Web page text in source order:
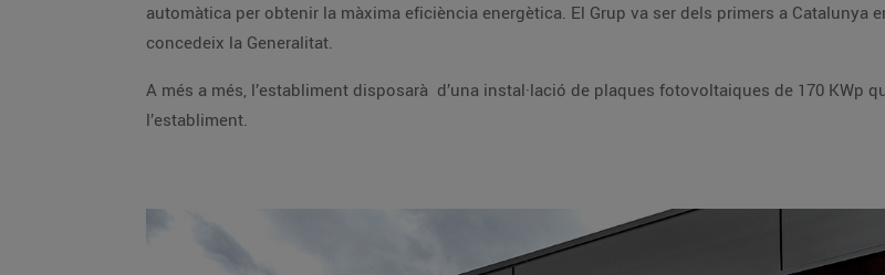
automàtica per obtenir la màxima eficiència energètica. El Grup va ser dels primers a Catalunya en obtenir la certificació energètica “A” dels seus edificis, que
concedeix la Generalitat.
A més a més, l’establiment disposarà d’una instal·lació de plaques fotovoltaiques de 170 KWp que s’estima que cobrirà el 25% del consum elèctric de
l’establiment.